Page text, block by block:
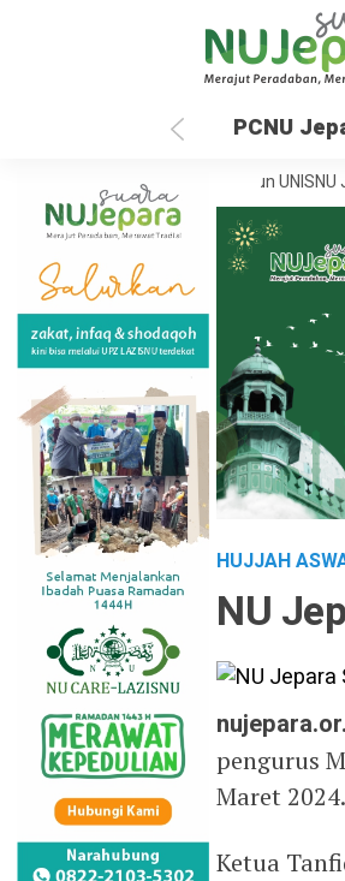
PCNU
35 Tahun UNISNU
HUJJAH
NU
pengurus
Maret 2024.
Ketua